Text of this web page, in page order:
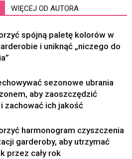
WIĘCEJ OD AUTORA
spójną paletę kolorów w
i uniknąć „niczego do
sezonowe ubrania
aby zaoszczędzić
zachować ich jakość
harmonogram czyszczenia
garderoby, aby utrzymać
przez cały rok